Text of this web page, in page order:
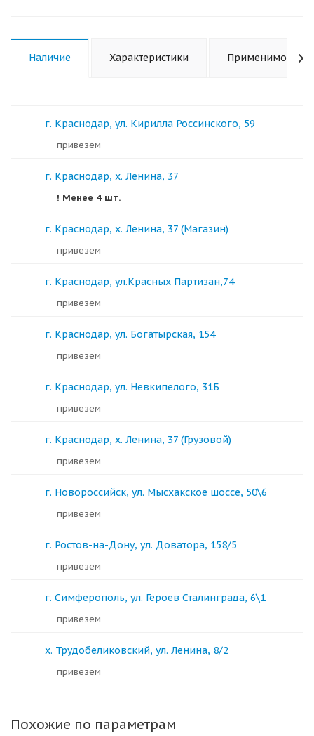
Наличие Характеристики Применимость
г. Краснодар, ул. Кирилла Россинского, 59
Привезем
г. Краснодар, х. Ленина, 37
! Менее 4 шт.
г. Краснодар, х. Ленина, 37 (Магазин)
Привезем
г. Краснодар, ул.Красных Партизан,74
Привезем
г. Краснодар, ул. Богатырская, 154
Привезем
г. Краснодар, ул. Невкипелого, 31Б
Привезем
г. Краснодар, х. Ленина, 37 (Грузовой)
Привезем
г. Новороссийск, ул. Мысхакское шоссе, 50\6
Привезем
г. Ростов-на-Дону, ул. Доватора, 158/5
Привезем
г. Симферополь, ул. Героев Сталинграда, 6\1
Привезем
х. Трудобеликовский, ул. Ленина, 8/2
Привезем
Похожие по параметрам